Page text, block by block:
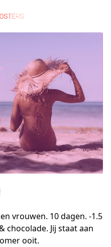
vrouwen. 10 dagen. -1.5
Jij staat aan
ooit.